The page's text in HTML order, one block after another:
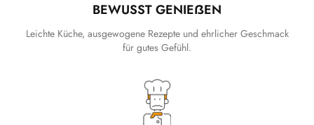
BEWUSST GENIEẞEN
Leichte Küche, ausgewogene Rezepte und ehrlicher Geschmack
für gutes Gefühl.